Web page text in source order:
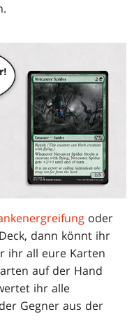
oder
dann könnt ihr
ihr all eure Karten
auf der Hand
ihr alle
Gegner aus der